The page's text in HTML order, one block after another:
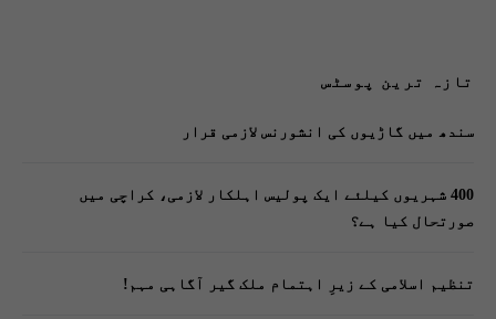
تازہ ترین پوسٹس
سندھ میں گاڑیوں کی انشورنس لازمی قرار
400 شہریوں کیلئے ایک پولیس اہلکار لازمی، کراچی میں
صورتحال کیا ہے؟
تنظیم اسلامی کے زیرِ اہتمام ملک گیر آگاہی مہم!